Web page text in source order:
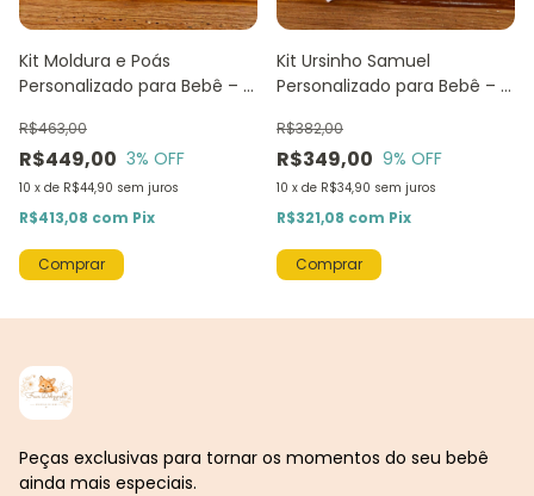
Kit Moldura e Poás
Personalizado para Bebê – 8
R$449,00
R$463,00
3% OFF
10 x de R$44,90 sem juros
R$413,08 com Pix
Kit Ursinho Samuel
Personalizado para Bebê – 8
R$349,00
R$382,00
9% OFF
10 x de R$34,90 sem juros
R$321,08 com Pix
Peças exclusivas para tornar os momentos do seu bebê
ainda mais especiais.